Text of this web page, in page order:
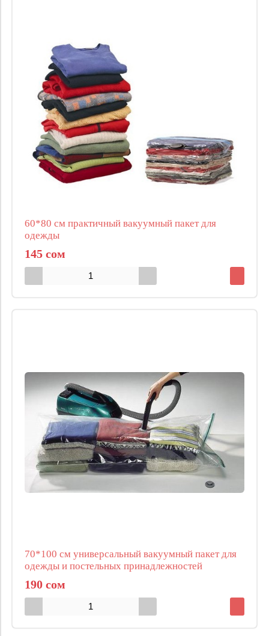
60*80 см практичный вакуумный пакет для
одежды
145 сом
70*100 см универсальный вакуумный пакет для
одежды и постельных принадлежностей
190 сом